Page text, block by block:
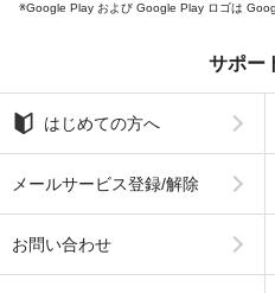
Google Play および Google Play ロゴは
サポー
はじめての方へ
メールサービス登録/解除
お問い合わせ